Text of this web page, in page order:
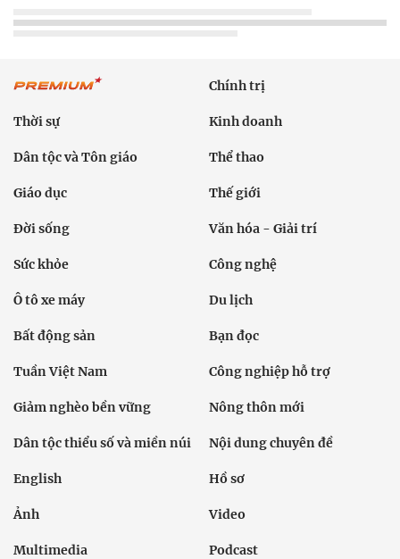
Chính trị
Thời sự Kinh doanh
Dân tộc và Tôn giáo Thể thao
Giáo dục Thế giới
Đời sống Văn hóa - Giải trí
Sức khỏe Công nghệ
Ô tô xe máy Du lịch
Bất động sản Bạn đọc
Tuần Việt Nam Công nghiệp hỗ trợ
Giảm nghèo bền vững Nông thôn mới
Dân tộc thiểu số và miền núi Nội dung chuyên đề
English Hồ sơ
Ảnh Video
Multimedia Podcast